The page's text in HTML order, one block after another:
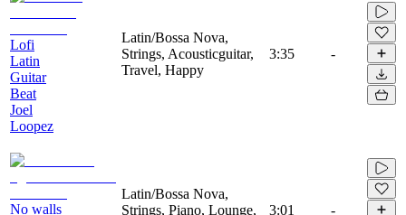
Lofi
Latin
Guitar
Beat
Joel
Loopez
Latin/Bossa Nova,
Strings, Acousticguitar,
Travel, Happy
3:35 -
No walls
Latin/Bossa Nova,
Strings, Piano, Lounge,
3:01 -